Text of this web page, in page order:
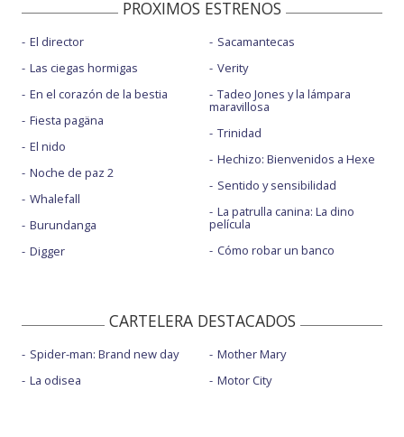
PROXIMOS ESTRENOS
El director
Las ciegas hormigas
En el corazón de la bestia
Fiesta pagäna
El nido
Noche de paz 2
Whalefall
Burundanga
Digger
Sacamantecas
Verity
Tadeo Jones y la lámpara
maravillosa
Trinidad
Hechizo: Bienvenidos a Hexe
Sentido y sensibilidad
La patrulla canina: La dino
película
Cómo robar un banco
CARTELERA DESTACADOS
Spider-man: Brand new day
La odisea
Mother Mary
Motor City